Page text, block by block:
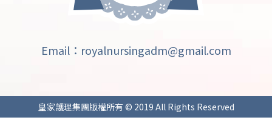
Email：royalnursingadm@gmail.com
皇家護理集團版權所有 © 2019 All Rights Reserved